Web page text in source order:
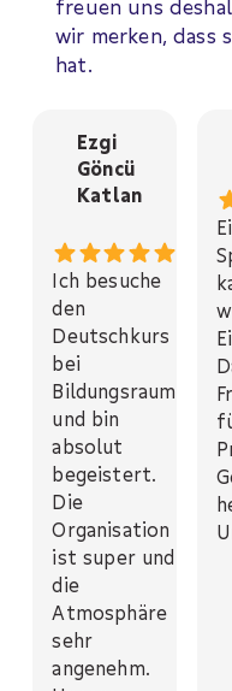
freuen uns
wir merken, dass
hat.
Ezgi
Göncü
Katlan
Ich besuche
den
Deutschkurs
bei
Bildungsraum
und bin
absolut
begeistert.
Die
Organisation
ist super und
die
Atmosphäre
sehr
angenehm.